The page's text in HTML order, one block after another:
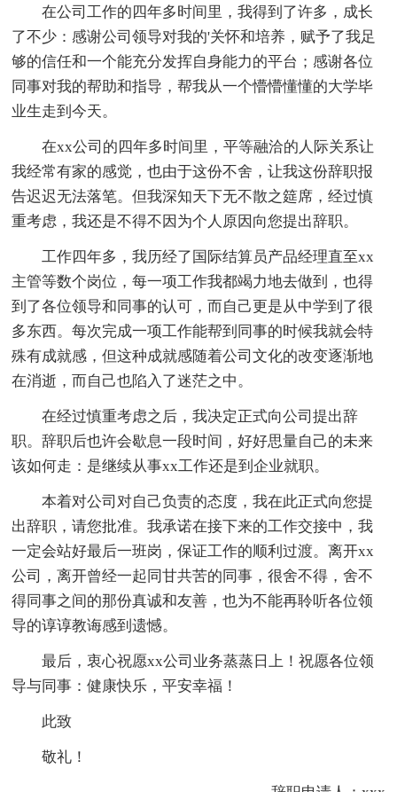
在公司工作的四年多时间里，我得到了许多，成长
了不少：感谢公司领导对我的'关怀和培养，赋予了我足
够的信任和一个能充分发挥自身能力的平台；感谢各位
同事对我的帮助和指导，帮我从一个懵懵懂懂的大学毕
业生走到今天。
在xx公司的四年多时间里，平等融洽的人际关系让
我经常有家的感觉，也由于这份不舍，让我这份辞职报
告迟迟无法落笔。但我深知天下无不散之筵席，经过慎
重考虑，我还是不得不因为个人原因向您提出辞职。
工作四年多，我历经了国际结算员产品经理直至xx
主管等数个岗位，每一项工作我都竭力地去做到，也得
到了各位领导和同事的认可，而自己更是从中学到了很
多东西。每次完成一项工作能帮到同事的时候我就会特
殊有成就感，但这种成就感随着公司文化的改变逐渐地
在消逝，而自己也陷入了迷茫之中。
在经过慎重考虑之后，我决定正式向公司提出辞
职。辞职后也许会歇息一段时间，好好思量自己的未来
该如何走：是继续从事xx工作还是到企业就职。
本着对公司对自己负责的态度，我在此正式向您提
出辞职，请您批准。我承诺在接下来的工作交接中，我
一定会站好最后一班岗，保证工作的顺利过渡。离开xx
公司，离开曾经一起同甘共苦的同事，很舍不得，舍不
得同事之间的那份真诚和友善，也为不能再聆听各位领
导的谆谆教诲感到遗憾。
最后，衷心祝愿xx公司业务蒸蒸日上！祝愿各位领
导与同事：健康快乐，平安幸福！
此致
敬礼！